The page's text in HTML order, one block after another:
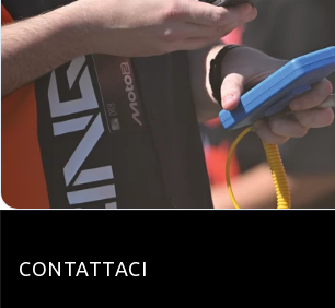
CONTATTACI